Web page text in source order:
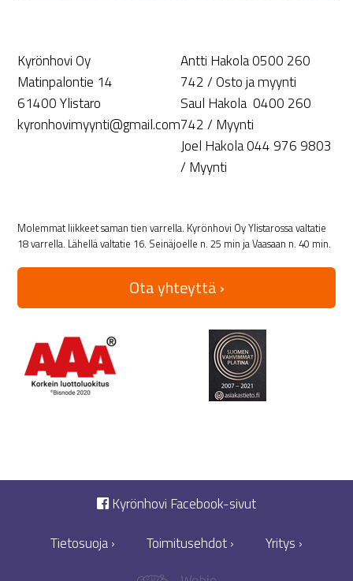
Kyrönhovi Oy
Matinpalontie 14
61400 Ylistaro
kyronhovimyynti@gmail.com
Antti Hakola 0500 260
742 / Osto ja myynti
Saul Hakola 0400 260
742 / Myynti
Joel Hakola 044 976 9803
/ Myynti
Molemmat liikkeet saman tien varrella. Kyrönhovi Oy Ylistarossa valtatie
18 varrella. Lähellä valtatie 16. Seinäjoelle n. 25 min ja Vaasaan n. 40 min.
Ota yhteyttä ›
Kyrönhovi Facebook-sivut
Tietosuoja ›
Toimitusehdot › Yritys ›